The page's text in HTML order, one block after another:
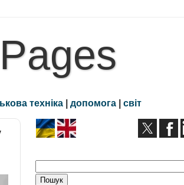
техніка | допомога | світ